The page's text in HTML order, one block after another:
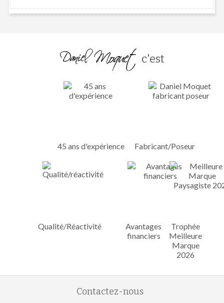
c'est
45 ans d'expérience Fabricant/Poseur
Qualité/Réactivité
Avantages
financiers
Trophée
Meilleure
Marque
2026
Contactez-nous